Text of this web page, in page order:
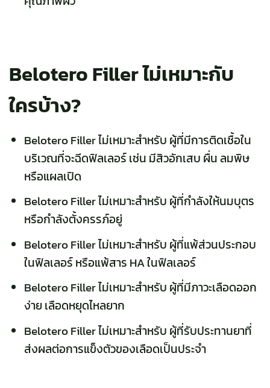
Belotero Filler ไม่เหมาะกับ
ใครบ้าง?
Belotero Filler ไม่เหมาะสำหรับ ผู้ที่มีการติดเชื้อใน
บริเวณที่จะฉีดฟิลเลอร์ เช่น มีสิวอักเสบ ผื่น ลมพิษ
หรือแผลเปิด
Belotero Filler ไม่เหมาะสำหรับ ผู้ที่กำลังให้นมบุตร
หรือกำลังตั้งครรภ์อยู่
Belotero Filler ไม่เหมาะสำหรับ ผู้ที่แพ้ส่วนประกอบ
ในฟิลเลอร์ หรือแพ้สาร HA ในฟิลเลอร์
Belotero Filler ไม่เหมาะสำหรับ ผู้ที่มีภาวะเลือดออก
ง่าย เลือดหยุดไหลยาก
Belotero Filler ไม่เหมาะสำหรับ ผู้ที่รับประทานยาที่
ส่งผลต่อการแข็งตัวของเลือดเป็นประจำ